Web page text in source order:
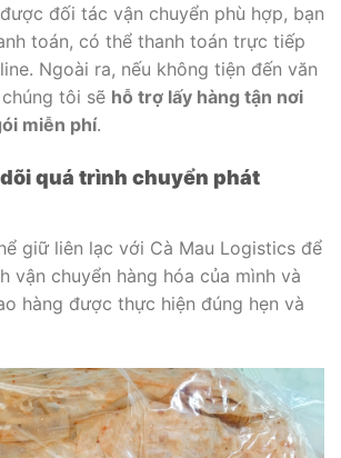
đối tác vận chuyển phù hợp, bạn
toán, có thể thanh toán trực tiếp
Ngoài ra, nếu không tiện đến văn
tôi sẽ hỗ trợ lấy hàng tận nơi
miễn phí.
quá trình chuyển phát
giữ liên lạc với Cà Mau Logistics để
vận chuyển hàng hóa của mình và
hàng được thực hiện đúng hẹn và